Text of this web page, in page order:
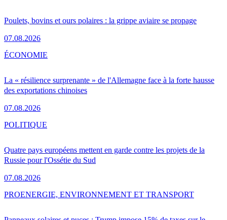
Poulets, bovins et ours polaires : la grippe aviaire se propage
07.08.2026
La « résilience surprenante » de l'Allemagne face à la forte hausse
des exportations chinoises
07.08.2026
ÉCONOMIE
Quatre pays européens mettent en garde contre les projets de la
Russie pour l'Ossétie du Sud
07.08.2026
POLITIQUE
PROENERGIE, ENVIRONNEMENT ET TRANSPORT